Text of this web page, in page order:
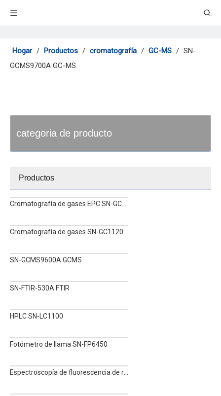
Hogar / Productos / cromatografía / GC-MS / SN-
GCMS9700A GC-MS
categoria de producto
Productos
Cromatografía de gases SN-GC1120
SN-GCMS9600A GCMS
SN-FTIR-530A FTIR
HPLC SN-LC1100
Fotómetro de llama SN-FP6450